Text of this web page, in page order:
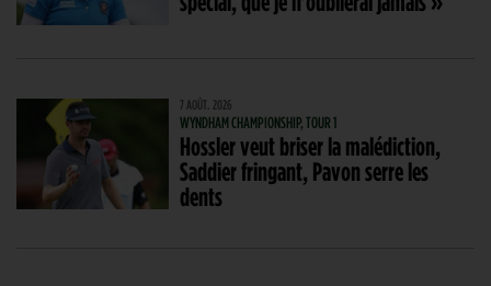
7 AOÛT. 2026
WYNDHAM CHAMPIONSHIP, TOUR 1
Hossler veut briser la malédiction,
Saddier fringant, Pavon serre les
dents